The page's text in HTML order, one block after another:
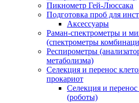
Пикнометр Гей-Люссака
Подготовка проб для
Аксессуары
Раман-спектрометры и
(спектрометры
Респирометры
метаболизма)
Селекция и перенос
прокариот
Селекция и перенос
(роботы)